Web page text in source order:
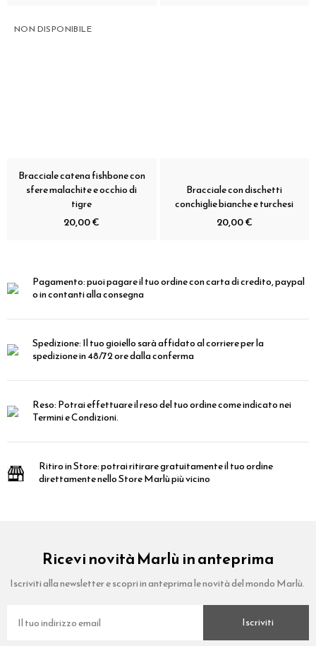
NON DISPONIBILE
Bracciale catena fishbone con
sfere malachite e occhio di
tigre
20,00 €
Bracciale con dischetti
conchiglie bianche e turchesi
20,00 €
Pagamento:puoi pagare il tuo ordine con carta di credito, paypal
o in contanti alla consegna
Spedizione:Il tuo gioiello sarà affidato al corriere per la
spedizione in 48/72 ore dalla conferma
Reso:Potrai effettuare il reso del tuo ordine come indicato nei
Termini e Condizioni.
Ritiro in Store:potrai ritirare gratuitamente il tuo ordine
direttamente nello Store Marlù più vicino
Ricevi novità Marlù in anteprima
Iscriviti alla newsletter e scopri in anteprima le novità del mondo Marlù.
Iscriviti